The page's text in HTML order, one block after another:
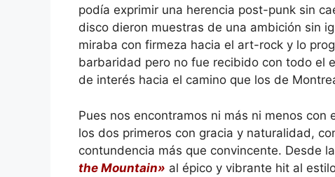
podía exprimir una herencia post-punk sin
disco dieron muestras de una ambición sin
miraba con firmeza hacia el art-rock y lo
barbaridad pero no fue recibido con todo el
de interés hacia el camino que los de
Pues nos encontramos ni más ni menos
los dos primeros con gracia y naturalidad,
contundencia más que convincente. Desde
the Mountain» al épico y vibrante hit al